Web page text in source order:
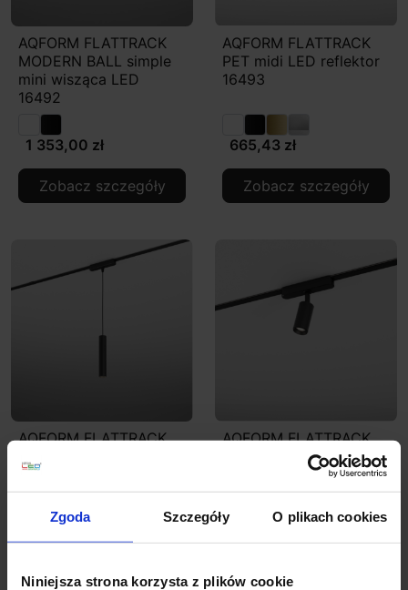
Zgoda Szczegóły O plikach cookies
Niniejsza strona korzysta z plików cookie
AQFORM FLATTRACK
MODERN BALL simple
mini wisząca LED
16492
1 353,00 zł
Zobacz szczegóły
AQFORM FLATTRACK
PET midi LED reflektor
16493
665,43 zł
Zobacz szczegóły
AQFORM FLATTRACK
16494
706,02 zł
AQFORM FLATTRACK
PET reflektor mini LED
644,52 zł